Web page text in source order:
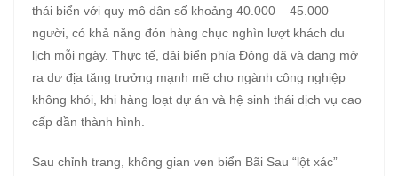
thái biển với quy mô dân số khoảng 40.000 – 45.000
người, có khả năng đón hàng chục nghìn lượt khách du
lịch mỗi ngày. Thực tế, dải biển phía Đông đã và đang mở
ra dư địa tăng trưởng mạnh mẽ cho ngành công nghiệp
không khói, khi hàng loạt dự án và hệ sinh thái dịch vụ cao
cấp dần thành hình.
Sau chỉnh trang, không gian ven biển Bãi Sau “lột xác”